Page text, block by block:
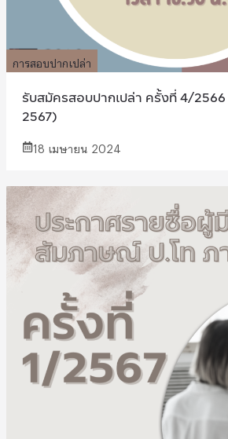
การสอบปากเปล่า
รับสมัครสอบปากเปล่า ครั้งที่ 4/2566
2567)
18 เมษายน 2024